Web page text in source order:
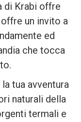
di Krabi offre
un invito a
ed
che tocca
tua avventura
naturali della
termali e